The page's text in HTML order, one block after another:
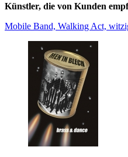
Künstler, die von Kunden
Mobile Band, Walking Act,